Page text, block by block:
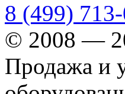
8 (499)
© 2008 —
Продажа и